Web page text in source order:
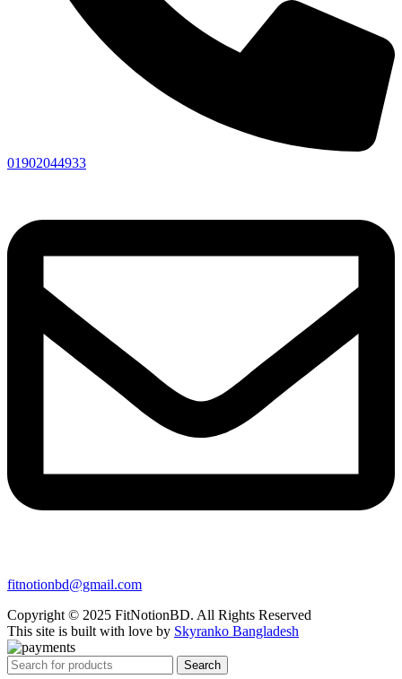
01902044933
fitnotionbd@gmail.com
Copyright © 2025 FitNotionBD. All Rights Reserved
This site is built with love by Skyranko Bangladesh
Search